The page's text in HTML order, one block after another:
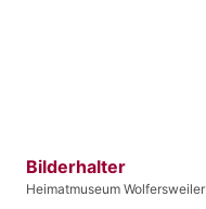
Bilderhalter
Heimatmuseum Wolfersweiler